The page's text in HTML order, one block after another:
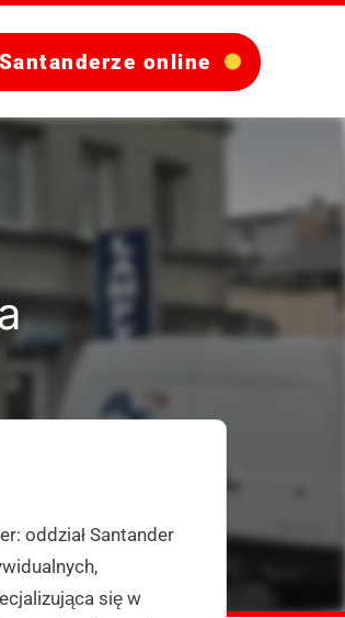
online
oddział Santander
się w